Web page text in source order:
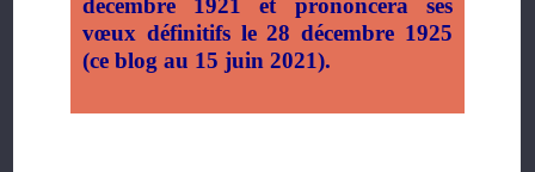
décembre 1921 et prononcera ses
vœux définitifs le 28 décembre 1925
(ce blog au 15 juin 2021).